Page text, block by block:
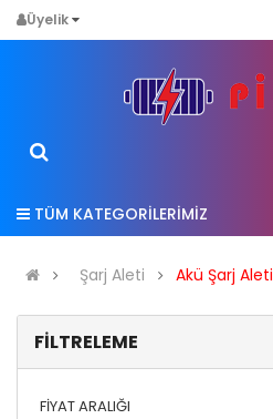
Üyelik
TÜM KATEGORİLERİMİZ
Şarj Aleti Akü Şarj Aleti
FILTRELEME
FIYAT ARALIĞI